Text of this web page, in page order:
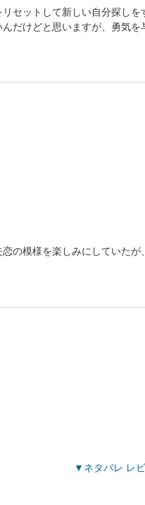
セットして新しい自分探し
だけどと思いますが、勇気を
の模様を楽しみにしていた
ネタバレ レ